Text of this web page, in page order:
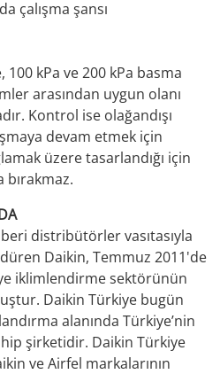
çalışma şansı
kPa ve 200 kPa basma
arasından uygun olanı
Kontrol ise olağandışı
devam etmek için
üzere tasarlandığı için
bırakmaz.
distribütörler vasıtasıyla
Daikin, Temmuz 2011'de
iklimlendirme sektörünün
Daikin Türkiye bugün
alanında Türkiye’nin
şirketidir. Daikin Türkiye
ve Airfel markalarının